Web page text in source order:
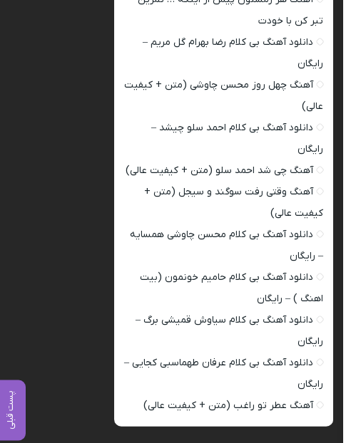
پست قبلی
تبر کن با خودت
دانلود آهنگ بی کلام رضا بهرام گل مریم –
رایگان
آهنگ چهل روز محسن چاوشی (متن + کیفیت
عالی)
دانلود آهنگ بی کلام احمد سلو چیشد –
رایگان
آهنگ چی شد احمد سلو (متن + کیفیت عالی)
آهنگ وقتی رفت سوگند و سیجل (متن +
کیفیت عالی)
دانلود آهنگ بی کلام محسن چاوشی همسایه
– رایگان
دانلود آهنگ بی کلام حامیم خونمون (بیت
اهنگ ) – رایگان
دانلود آهنگ بی کلام سیاوش قمیشی برگ –
رایگان
دانلود آهنگ بی کلام عرفان طهماسبی کجایی –
رایگان
آهنگ عطر تو راغب (متن + کیفیت عالی)